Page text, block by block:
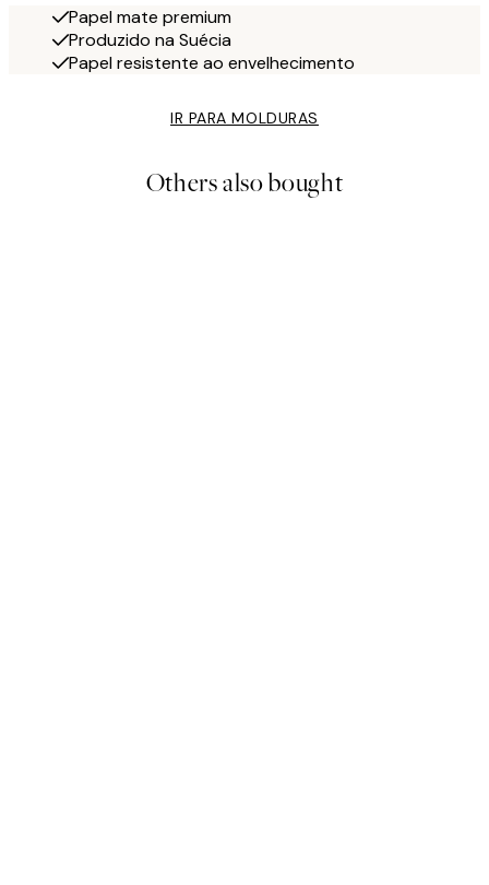
Papel mate premium
Produzido na Suécia
Papel resistente ao envelhecimento
IR PARA MOLDURAS
Others also bought